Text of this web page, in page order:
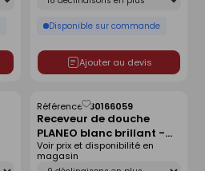
Disponible sur commande
Ajouter au devis
Receveur de douche
PLANEO blanc brillant -
120 x 90 cm
Référence :30166059
Déclinaison
Voir prix et disponibilité en
magasin
Enregistrer
comme
liste